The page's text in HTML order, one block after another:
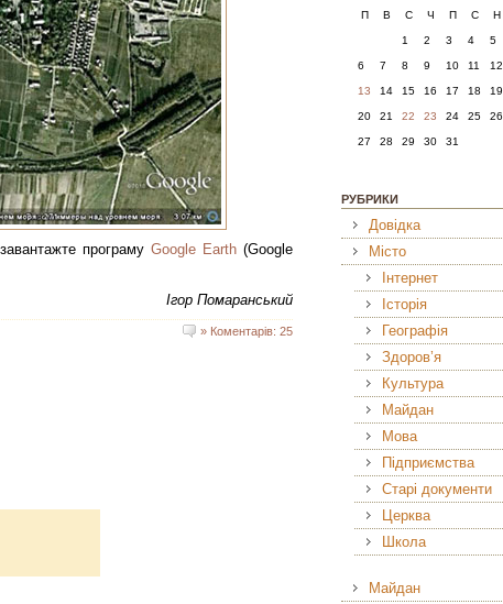
програму Google Earth (Google
Ігор Помаранський
» Коментарів: 25
П
В С Ч П С Н
1 2 3 4 5
6 7 8 9 10 11 12
13 14 15 16 17 18 19
20 21 22 23 24 25 26
27 28 29 30 31
РУБРИКИ
Довідка
Місто
Інтернет
Історія
Географія
Здоров’я
Культура
Майдан
Мова
Підприємства
Старі документи
Церква
Школа
Майдан